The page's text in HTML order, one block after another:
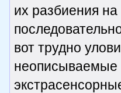
их разбиения на
вот трудно
неописываемые